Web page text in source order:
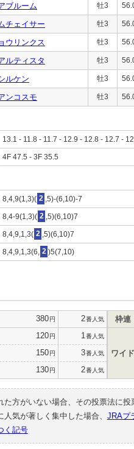
ブルーム 牡3
チェイサー 牡3
ウリンクス 牡3
ルティスタ 牡3
ルケン 牡3
ンコスモ 牡3
13.1 - 11.8 - 11.7 - 12.9 - 12.8 - 12.7 -
4F 47.5 - 3F 35.5
8,4,9(1,3)( 2 ,5)-(6,10)-7
8,4-9(1,3)( 2 ,5)(6,10)7
8,4,9,1,3( 2 ,5)(6,10)7
8,4,9,1,3(6, 2 )5(7,10)
380円 2番人気
120円 1 番人気
150円 3番人気
130円 2番人気
枠連
ワイド
た方がいない場合、その投票法に投
気が著しく集中した場合、 JRAプ
く記号